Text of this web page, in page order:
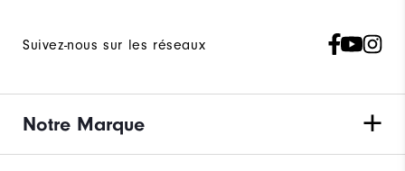
Suivez-nous sur les réseaux
Notre Marque